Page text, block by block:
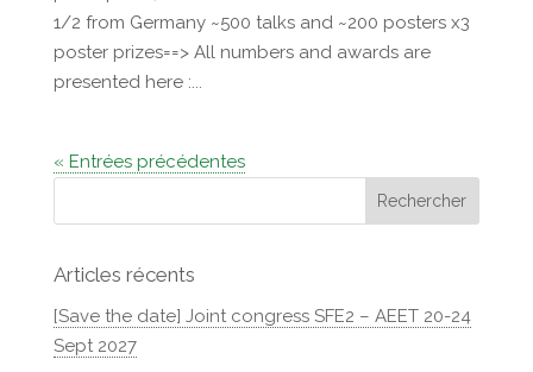
1/2 from Germany ~500 talks and ~200 posters x3
poster prizes==> All numbers and awards are
presented here :...
« Entrées précédentes
Articles récents
[Save the date] Joint congress SFE2 – AEET 20-24
Sept 2027